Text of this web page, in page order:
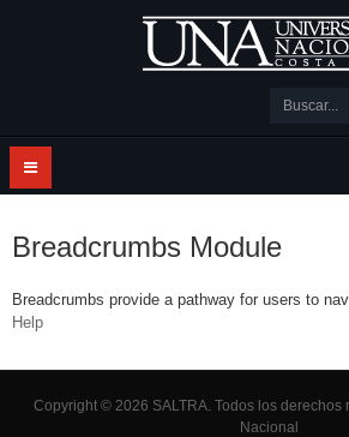
Breadcrumbs Module
Breadcrumbs provide a pathway for users to
Help
Copyright © 2026 SALTRA. Todos los derechos
Nacional